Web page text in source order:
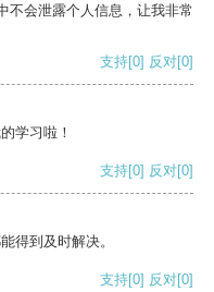
不会泄露个人信息，让我非常
支持[0] 反对[0]
学习啦！
支持[0] 反对[0]
得到及时解决。
支持[0] 反对[0]